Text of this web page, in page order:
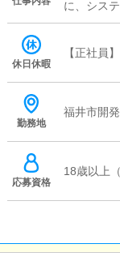
に、シス
と同乗し
いただき
休日休暇
【正社員
勤務地
福井市開発
応募資格
18歳以上